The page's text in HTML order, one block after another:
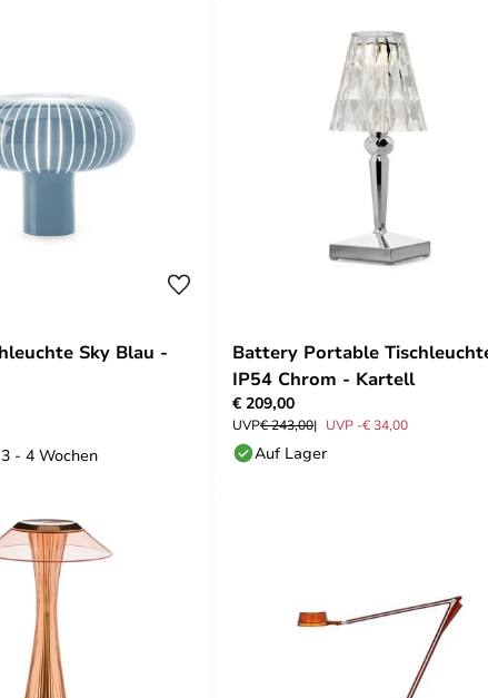
Sky Blau -
- 4 Wochen
Battery Portable
IP54 Chrom - Kartell
€ 209,00
UVP€ 243,00 UVP -€ 34,00
Auf Lager